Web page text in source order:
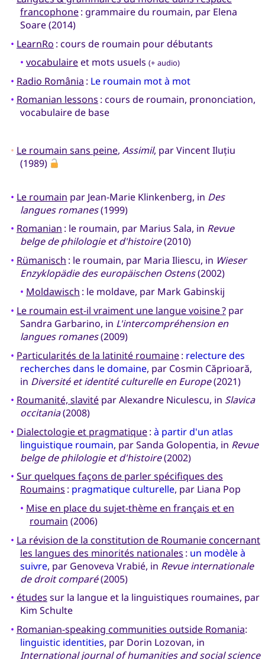
francophone: grammaire du roumain, par Elena
Soare (2014)
• LearnRo : cours de roumain pour débutants
• vocabulaireet mots usuels (+ audio)
• Radio România : Le roumain mot à mot
• Romanian lessons : cours de roumain, prononciation,
vocabulaire de base
• Le roumain sans peine, Assimil, par Vincent Iluțiu
(1989)
• Le roumain par Jean-Marie Klinkenberg, in Des
langues romanes(1999)
• Romanian : le roumain, par Marius Sala, in Revue
belge de philologie et d'histoire(2010)
• Rümanisch : le roumain, par Maria Iliescu, in Wieser
Enzyklopädie des europäischen Ostens(2002)
• Moldawisch : le moldave, par Mark Gabinskij
• Le roumain est-il vraiment une langue voisine ?par
Sandra Garbarino, in L'intercompréhension en
langues romanes(2009)
• Particularités de la latinité roumaine: relecture des
recherches dans le domaine, par Cosmin Căprioară,
in Diversité et identité culturelle en Europe(2021)
• Roumanité, slavitépar Alexandre Niculescu, in Slavica
occitania(2008)
• Dialectologie et pragmatique: à partir d'un atlas
linguistique roumain, par Sanda Golopentia, in Revue
belge de philologie et d'histoire(2002)
• Sur quelques façons de parler spécifiques des
Roumains : pragmatique culturelle, par Liana Pop
• Mise en place du sujet-thème en français et en
roumain (2006)
• La révision de la constitution de Roumanie concernant
les langues des minorités nationales : un modèle à
suivre, par Genoveva Vrabié, in Revue internationale
de droit comparé(2005)
• études sur la langue et la linguistiques roumaines, par
Kim Schulte
• Romanian-speaking communities outside Romania:
linguistic identities, par Dorin Lozovan, in
International journal of humanities and social science